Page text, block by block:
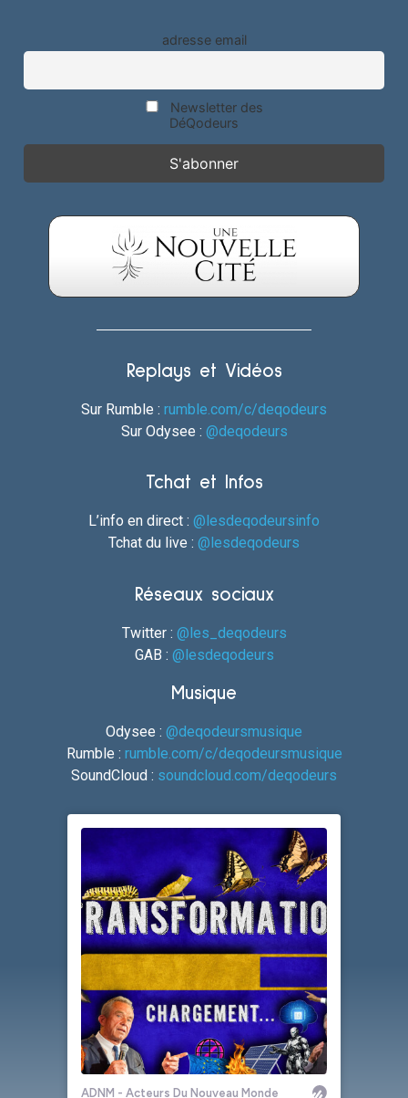
adresse email
Newsletter des
DéQodeurs
Replays et Vidéos
Sur Rumble : rumble.com/c/deqodeurs
Sur Odysee : @deqodeurs
Tchat et Infos
L’info en direct : @lesdeqodeursinfo
Tchat du live : @lesdeqodeurs
Réseaux sociaux
Twitter : @les_deqodeurs
GAB : @lesdeqodeurs
Musique
Odysee : @deqodeursmusique
Rumble : rumble.com/c/deqodeursmusique
SoundCloud : soundcloud.com/deqodeurs